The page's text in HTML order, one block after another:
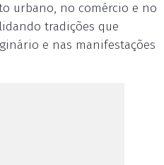
urbano, no comércio e no
tradições que
e nas manifestações